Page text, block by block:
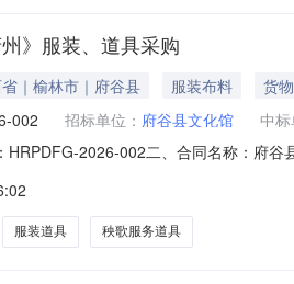
》服装、道具采购
｜榆林市｜府谷县 服装布料
货物
002 招标单位： 府谷县文化馆
中
HRPDFG-2026-002二、合同名称：府
宇路社区航宇路洁荣巷20排1号联系方式
服装道具 秧歌服务道具